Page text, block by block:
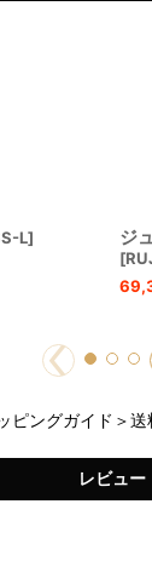
L]
ジ
[
グガイド＞送
レビュー